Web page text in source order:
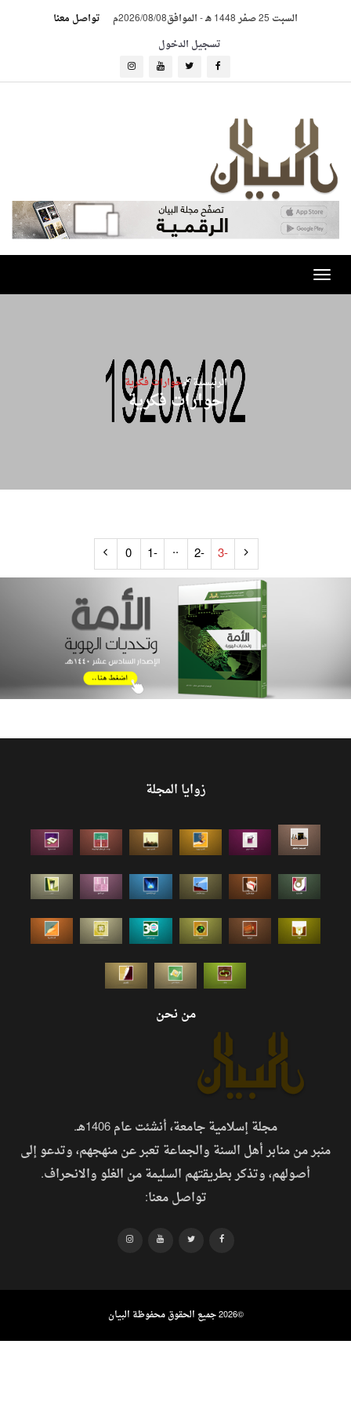
السبت 25 صفر 1448 هـ -الموافق2026/08/08م
تواصل معنا
تسجيل الدخول
Toggle
navigation
الرئيسية حوارات فكرية
حوارات فكرية
-3
-2
..
-1
0
زوايا المجلة
من نحن
مجلة إسلامية جامعة، أنشئت عام 1406هـ.
منبر من منابر أهل السنة والجماعة تعبر عن منهجهم، وتدعو إلى
أصولهم، وتذكر بطريقتهم السليمة من الغلو والانحراف.
تواصل معنا:
2026 جميع الحقوق محفوظة البيان